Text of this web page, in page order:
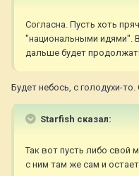
Согласна. Пусть хоть
"национальными идями".
дальше будет
Будет небось, с голодухи-
Starfish сказал:
Так вот пусть либо свой
с ним там же сам и